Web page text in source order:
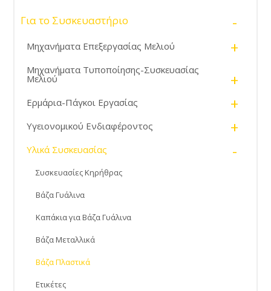
Για το Συσκευαστήριο -
Μηχανήματα Επεξεργασίας Μελιού +
Μηχανήματα Τυποποίησης-Συσκευασίας
Μελιού +
Ερμάρια-Πάγκοι Εργασίας +
Υγειονομικού Ενδιαφέροντος +
Υλικά Συσκευασίας -
Συσκευασίες Κηρήθρας
Βάζα Γυάλινα
Καπάκια για Βάζα Γυάλινα
Βάζα Μεταλλικά
Βάζα Πλαστικά
Ετικέτες